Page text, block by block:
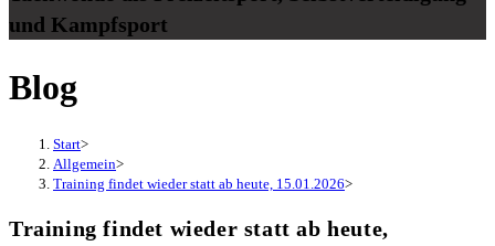
und Kampfsport
Blog
Start>
Allgemein>
Training findet wieder statt ab heute, 15.01.2026>
Training findet wieder statt ab heute,